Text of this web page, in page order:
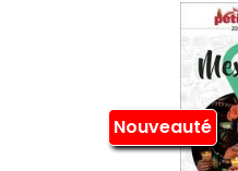
Nouveauté